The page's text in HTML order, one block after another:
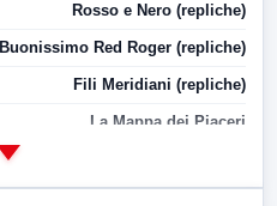
Rosso e Nero (repliche)
Buonissimo Red Roger (repliche)
Fili Meridiani (repliche)
La Mappa dei Piaceri